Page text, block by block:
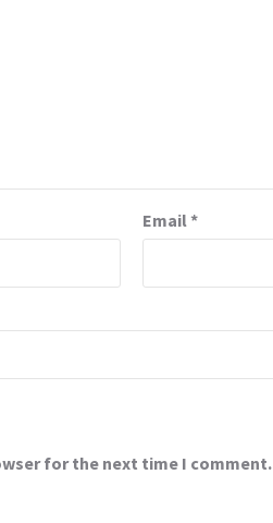
Email*
for the next time I comment.